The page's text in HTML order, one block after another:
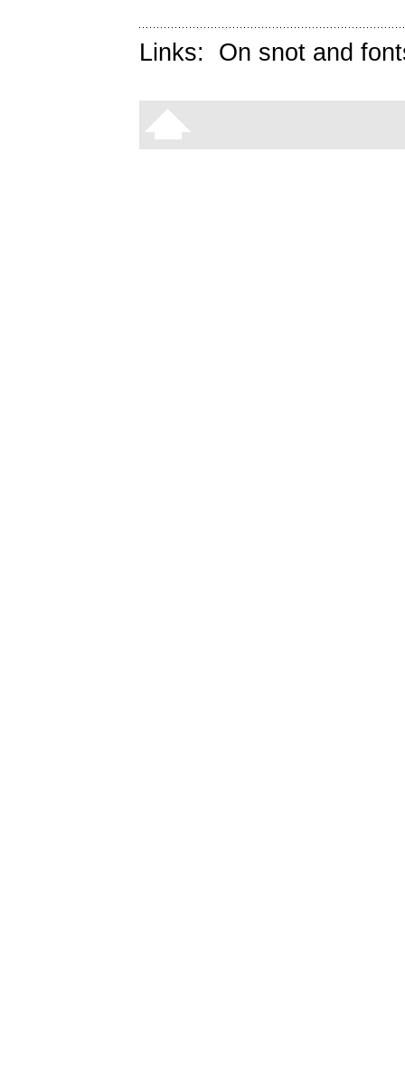
Links: On snot and